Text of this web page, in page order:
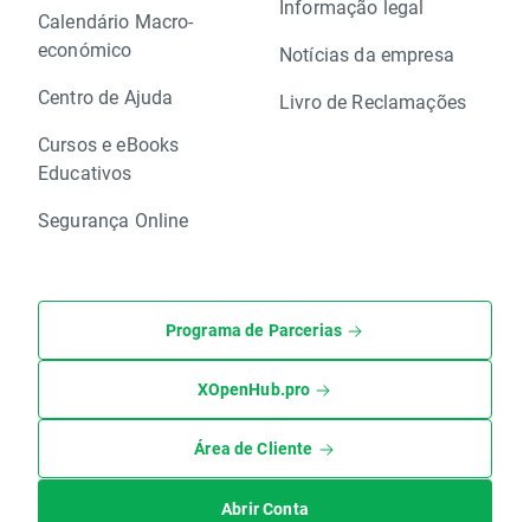
Calendário Macro-
económico
Centro de Ajuda
Cursos e eBooks
Educativos
Segurança Online
Informação legal
Notícias da empresa
Livro de Reclamações
Programa de Parcerias
XOpenHub.pro
Área de Cliente
Abrir Conta